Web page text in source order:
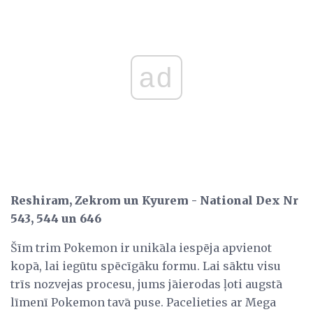
ad
Reshiram, Zekrom un Kyurem - National Dex Nr
543, 544 un 646
Šīm trim Pokemon ir unikāla iespēja apvienot
kopā, lai iegūtu spēcīgāku formu. Lai sāktu visu
trīs nozvejas procesu, jums jāierodas ļoti augstā
līmenī Pokemon tavā puse. Pacelieties ar Mega